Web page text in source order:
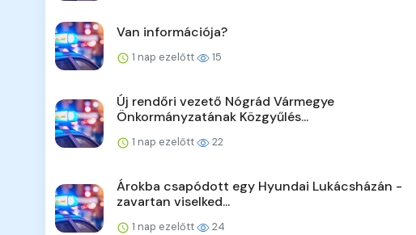
Van információja?
1 nap ezelőtt 15
Új rendőri vezető Nógrád Vármegye
Önkormányzatának Közgyűlés...
1 nap ezelőtt 22
Árokba csapódott egy Hyundai Lukácsházán -
zavartan viselked...
1 nap ezelőtt 24